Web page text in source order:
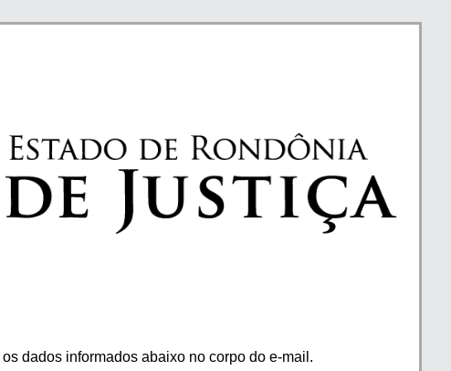
dados informados abaixo no corpo do e-mail.